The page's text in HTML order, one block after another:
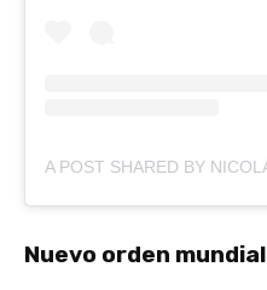
Nuevo orden mundial